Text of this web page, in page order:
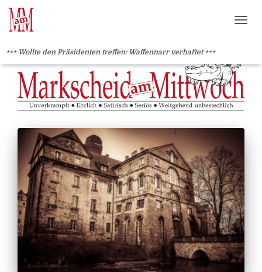
+++ Wollte den Präsidenten treffen: Waffennarr verhaftet +++